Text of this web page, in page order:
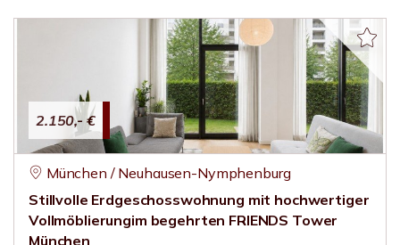
2.150,- €
München / Neuhausen-Nymphenburg
Stillvolle Erdgeschosswohnung mit hochwertiger
Vollmöblierungim begehrten FRIENDS Tower
München